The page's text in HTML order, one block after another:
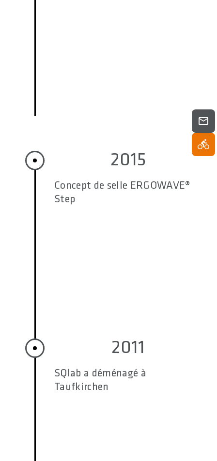
2015
Concept de selle ERGOWAVE®
Step
2011
SQlab a déménagé à
Taufkirchen